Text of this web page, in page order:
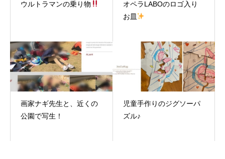
ウルトラマンの乗り物
オペラLABOのロゴ入り
お皿
画家ナギ先生と、近くの
公園で写生！
児童手作りのジグソーパ
ズル♪